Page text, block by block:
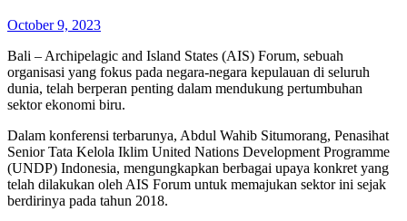
October 9, 2023
Bali – Archipelagic and Island States (AIS) Forum, sebuah
organisasi yang fokus pada negara-negara kepulauan di seluruh
dunia, telah berperan penting dalam mendukung pertumbuhan
sektor ekonomi biru.
Dalam konferensi terbarunya, Abdul Wahib Situmorang, Penasihat
Senior Tata Kelola Iklim United Nations Development Programme
(UNDP) Indonesia, mengungkapkan berbagai upaya konkret yang
telah dilakukan oleh AIS Forum untuk memajukan sektor ini sejak
berdirinya pada tahun 2018.